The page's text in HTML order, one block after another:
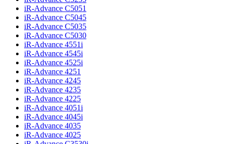
iR-Advance C5051
iR-Advance C5045
iR-Advance C5035
iR-Advance C5030
iR-Advance 4551i
iR-Advance 4545i
iR-Advance 4525i
iR-Advance 4251
iR-Advance 4245
iR-Advance 4235
iR-Advance 4225
iR-Advance 4051i
iR-Advance 4045i
iR-Advance 4035
iR-Advance 4025